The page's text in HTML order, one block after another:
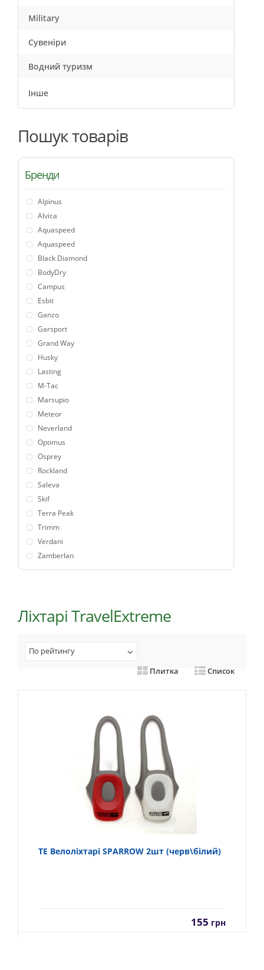
Military
Сувеніри
Водний туризм
Інше
Пошук товарів
Бренди
Alpinus
Alvica
Aquaspeed
Aquaspeed
Black Diamond
BodyDry
Campus
Esbit
Ganzo
Garsport
Grand Way
Husky
Lasting
M-Tac
Marsupio
Meteor
Neverland
Optimus
Osprey
Rockland
Saleva
Skif
Terra Peak
Trimm
Verdani
Zamberlan
Ліхтарі TravelExtreme
По рейтингу
Плитка
Список
TE Велоліхтарі SPARROW 2шт (черв\білий)
155 грн